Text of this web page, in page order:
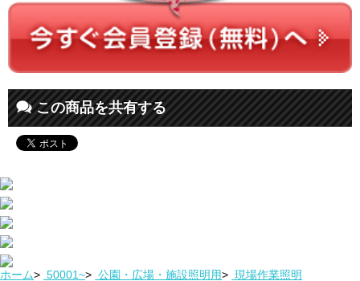
この商品を共有する
ホーム> 50001~> 公園・広場・施設照明用> 現場作業照明